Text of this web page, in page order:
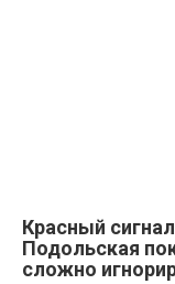
Красный
Подольская
сложно